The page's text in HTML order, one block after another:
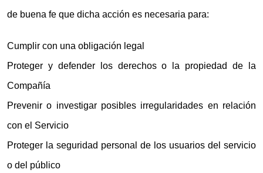
de buena fe que dicha acción es necesaria para:
Cumplir con una obligación legal
Proteger y defender los derechos o la propiedad de la
Compañía
Prevenir o investigar posibles irregularidades en relación
con el Servicio
Proteger la seguridad personal de los usuarios del servicio
o del público